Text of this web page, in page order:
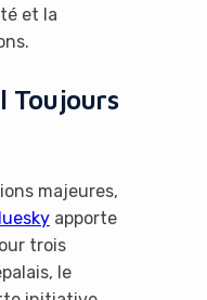
et la
Toujours
majeures,
apporte
trois
le